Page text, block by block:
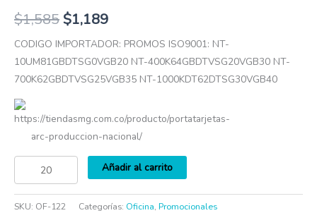
$1,585$1,189
CODIGO IMPORTADOR: PROMOS ISO9001: NT-
10UM81GBDTSG0VGB20 NT-400K64GBDTVSG20VGB30 NT-
700K62GBDTVSG25VGB35 NT-1000KDT62DTSG30VGB40
https://tiendasmg.com.co/producto/portatarjetas-
arc-produccion-nacional/
Añadir al carrito
SKU: OF-122 Categorías: Oficina, Promocionales